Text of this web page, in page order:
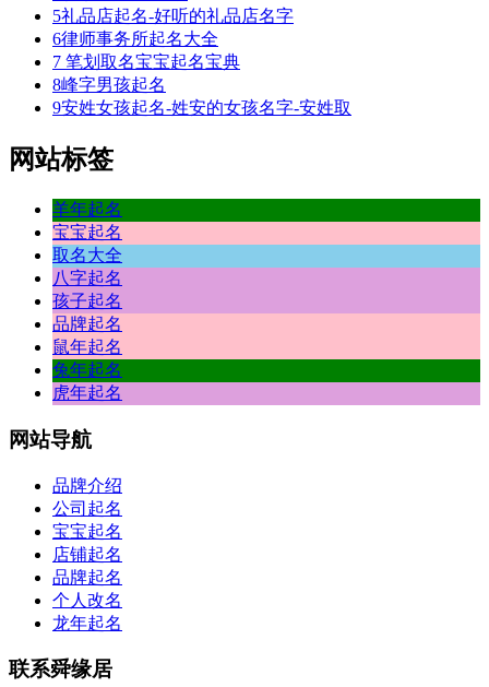
5礼品店起名-好听的礼品店名字
6律师事务所起名大全
7 笔划取名宝宝起名宝典
8峰字男孩起名
9安姓女孩起名-姓安的女孩名字-安姓取
网站标签
羊年起名
宝宝起名
取名大全
八字起名
孩子起名
品牌起名
鼠年起名
兔年起名
虎年起名
网站导航
品牌介绍
公司起名
宝宝起名
店铺起名
品牌起名
个人改名
龙年起名
联系舜缘居